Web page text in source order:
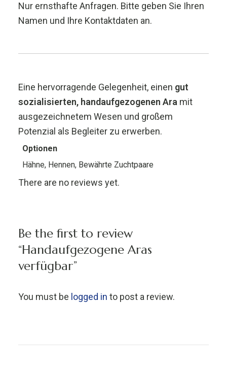
Nur ernsthafte Anfragen. Bitte geben Sie Ihren
Namen und Ihre Kontaktdaten an.
Eine hervorragende Gelegenheit, einen gut
sozialisierten, handaufgezogenen Ara mit
ausgezeichnetem Wesen und großem
Potenzial als Begleiter zu erwerben.
Optionen
Hähne, Hennen, Bewährte Zuchtpaare
There are no reviews yet.
Be the first to review
“Handaufgezogene Aras
verfügbar”
You must be logged in to post a review.